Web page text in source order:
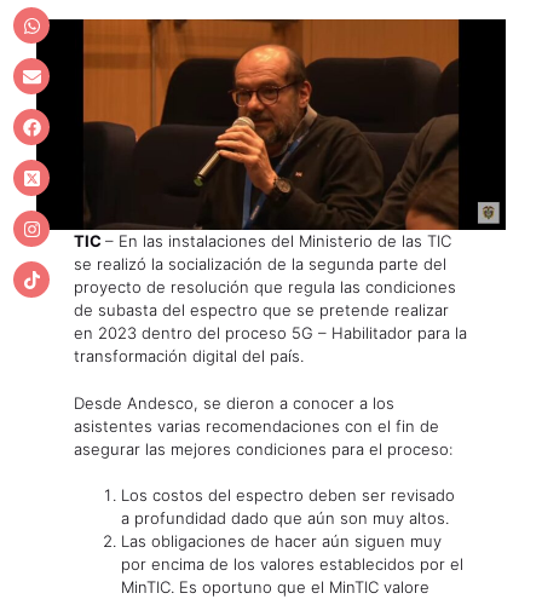
TIC– En las instalaciones del Ministerio de las TIC
se realizó la socialización de la segunda parte del
proyecto de resolución que regula las condiciones
de subasta del espectro que se pretende realizar
en 2023 dentro del proceso 5G – Habilitador para la
transformación digital del país.
Desde Andesco, se dieron a conocer a los
asistentes varias recomendaciones con el fin de
asegurar las mejores condiciones para el proceso:
Los costos del espectro deben ser revisado
a profundidad dado que aún son muy altos.
Las obligaciones de hacer aún siguen muy
por encima de los valores establecidos por el
MinTIC. Es oportuno que el MinTIC valore